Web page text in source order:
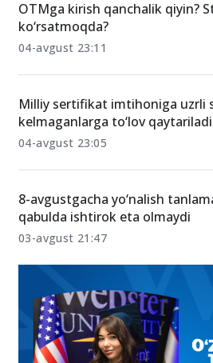
07-avgust 20:19
ko‘rsatmoqda?
04-avgust 23:11
kelmaganlarga to‘lov qaytariladi
04-avgust 23:05
qabulda ishtirok eta olmaydi
03-avgust 21:47